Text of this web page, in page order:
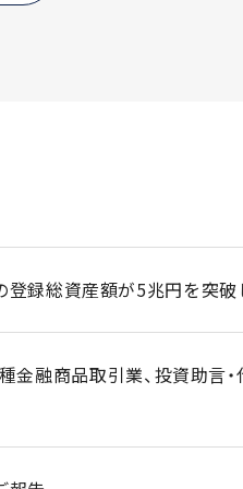
登録総資産額が5兆円を突
融商品取引業、投資助言